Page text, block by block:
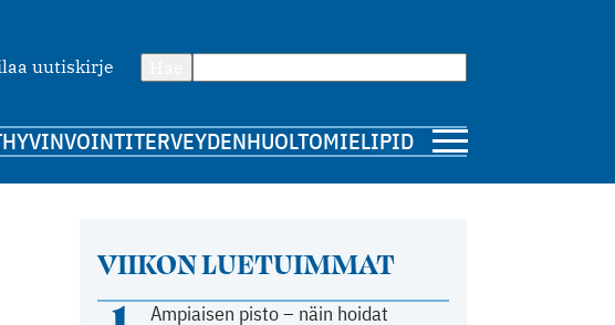
uutiskirje
HYVINVOINTITERVEYDENHUOLTOMIELIPIDE
VIIKON LUETUIMMAT
Ampiaisen pisto – näin hoidat